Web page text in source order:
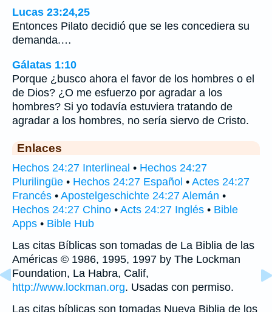
Lucas 23:24,25
Entonces Pilato decidió que se les concediera su
demanda.…
Gálatas 1:10
Porque ¿busco ahora el favor de los hombres o el
de Dios? ¿O me esfuerzo por agradar a los
hombres? Si yo todavía estuviera tratando de
agradar a los hombres, no sería siervo de Cristo.
Enlaces
Hechos 24:27 Interlineal • Hechos 24:27
Plurilingüe • Hechos 24:27 Español • Actes 24:27
Francés • Apostelgeschichte 24:27 Alemán •
Hechos 24:27 Chino • Acts 24:27 Inglés • Bible
Apps • Bible Hub
Las citas Bíblicas son tomadas de La Biblia de las
Américas © 1986, 1995, 1997 by The Lockman
Foundation, La Habra, Calif,
http://www.lockman.org. Usadas con permiso.
Las citas bíblicas son tomadas Nueva Biblia de los